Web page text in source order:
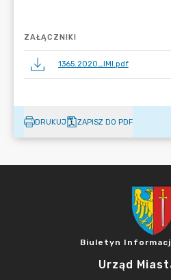
ZAŁĄCZNIKI
1365.2020_IMI.pdf
DRUKUJ ZAPISZ DO PDF
Biuletyn
Urząd